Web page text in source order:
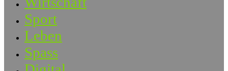
Sport
Leben
Spass